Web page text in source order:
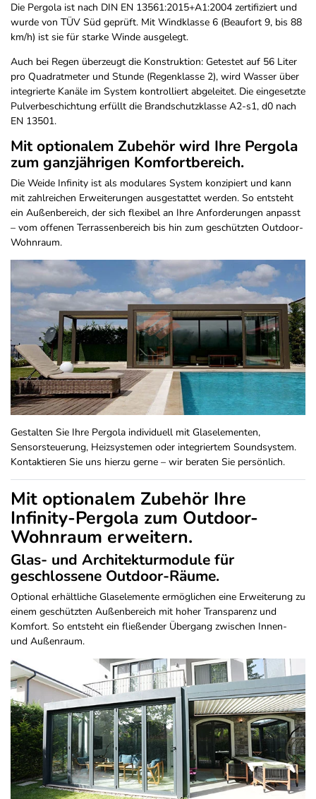
Die Pergola ist nach DIN EN 13561:2015+A1:2004 zertifiziert und
wurde von TÜV Süd geprüft. Mit Windklasse 6 (Beaufort 9, bis 88
km/h) ist sie für starke Winde ausgelegt.
Auch bei Regen überzeugt die Konstruktion: Getestet auf 56 Liter
pro Quadratmeter und Stunde (Regenklasse 2), wird Wasser über
integrierte Kanäle im System kontrolliert abgeleitet. Die eingesetzte
Pulverbeschichtung erfüllt die Brandschutzklasse A2-s1, d0 nach
EN 13501.
Mit optionalem Zubehör wird Ihre Pergola
zum ganzjährigen Komfortbereich.
Die Weide Infinity ist als modulares System konzipiert und kann
mit zahlreichen Erweiterungen ausgestattet werden. So entsteht
ein Außenbereich, der sich flexibel an Ihre Anforderungen anpasst
– vom offenen Terrassenbereich bis hin zum geschützten Outdoor-
Wohnraum.
Gestalten Sie Ihre Pergola individuell mit Glaselementen,
Sensorsteuerung, Heizsystemen oder integriertem Soundsystem.
Kontaktieren Sie uns hierzu gerne – wir beraten Sie persönlich.
Mit optionalem Zubehör Ihre
Infinity-Pergola zum Outdoor-
Wohnraum erweitern.
Glas- und Architekturmodule für
geschlossene Outdoor-Räume.
Optional erhältliche Glaselemente ermöglichen eine Erweiterung zu
einem geschützten Außenbereich mit hoher Transparenz und
Komfort. So entsteht ein fließender Übergang zwischen Innen-
und Außenraum.